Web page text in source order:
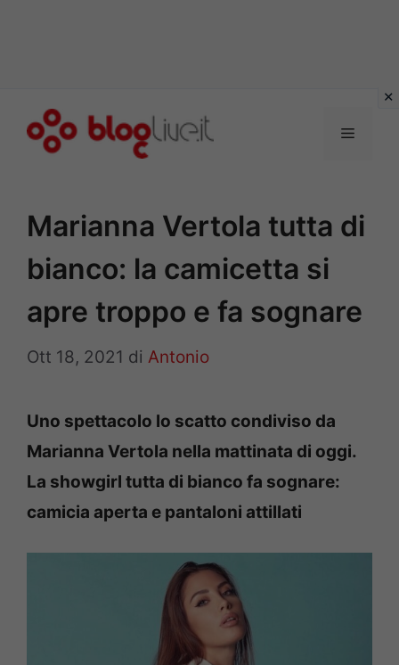
Menu
Marianna Vertola tutta di
bianco: la camicetta si
apre troppo e fa sognare
Ott 18, 2021 di Antonio
Uno spettacolo lo scatto condiviso da
Marianna Vertola nella mattinata di oggi.
La showgirl tutta di bianco fa sognare:
camicia aperta e pantaloni attillati